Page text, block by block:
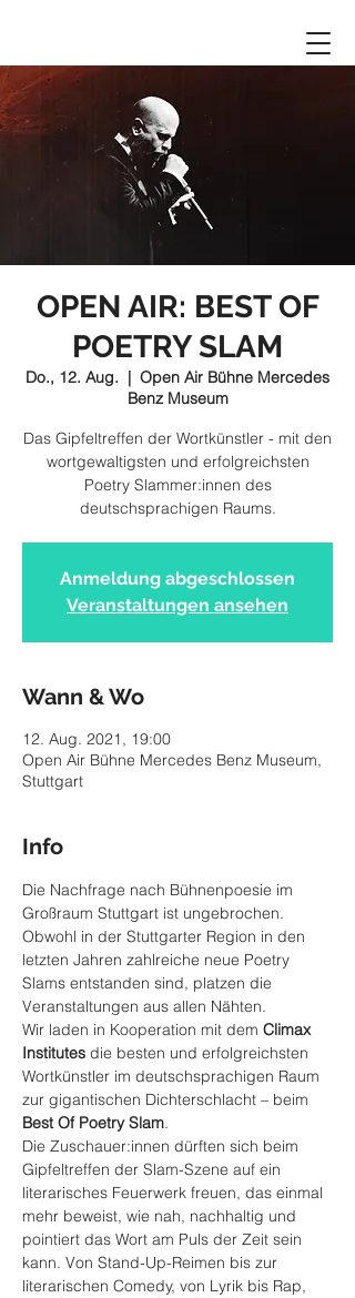
OPEN AIR: BEST OF
POETRY SLAM
Do., 12. Aug.
  |
Open Air Bühne Mercedes
Benz Museum
Das Gipfeltreffen der Wortkünstler - mit den
wortgewaltigsten und erfolgreichsten
Poetry Slammer:innen des
deutschsprachigen Raums.
Anmeldung abgeschlossen
Veranstaltungen ansehen
Wann & Wo
12. Aug. 2021, 19:00
Open Air Bühne Mercedes Benz Museum,
Stuttgart
Info
Die Nachfrage nach Bühnenpoesie im
Großraum Stuttgart ist ungebrochen.
Obwohl in der Stuttgarter Region in den
letzten Jahren zahlreiche neue Poetry
Slams entstanden sind, platzen die
Veranstaltungen aus allen Nähten.
Wir laden in Kooperation mit dem Climax
Institutes die besten und erfolgreichsten
Wortkünstler im deutschsprachigen Raum
zur gigantischen Dichterschlacht – beim
Best Of Poetry Slam.
Die Zuschauer:innen dürften sich beim
Gipfeltreffen der Slam-Szene auf ein
literarisches Feuerwerk freuen, das einmal
mehr beweist, wie nah, nachhaltig und
pointiert das Wort am Puls der Zeit sein
kann. Von Stand-Up-Reimen bis zur
literarischen Comedy, von Lyrik bis Rap,